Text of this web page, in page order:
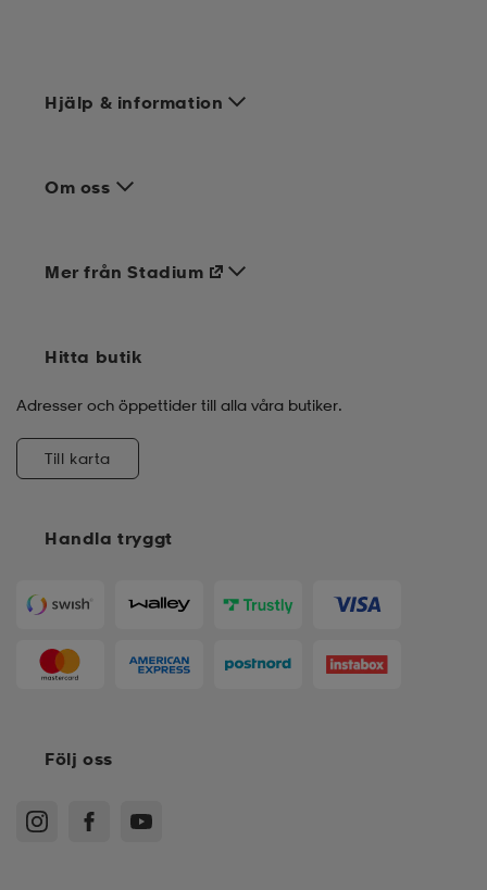
Hjälp & information
Om oss
Handla tryggt
Mer från Stadium
Hitta butik
Adresser och öppettider till alla våra butiker.
Till karta
Följ oss